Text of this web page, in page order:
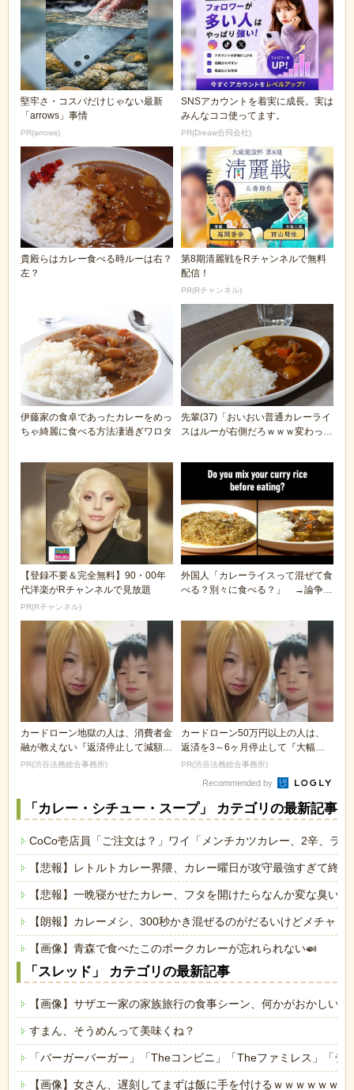
堅牢さ・コスパだけじゃない最新
「arrows」事情
PR(arrows)
SNSアカウントを着実に成長。実は
みんなココ使ってます。
PR(Dreaw合同会社)
貴殿らはカレー食べる時ルーは右？
左？
第8期清麗戦をRチャンネルで無料
配信！
PR(Rチャンネル)
伊藤家の食卓であったカレーをめっ
ちゃ綺麗に食べる方法凄過ぎワロタ
先輩(37)「おいおい普通カレーライ
スはルーが右側だろｗｗｗ変わって
【登録不要＆完全無料】90・00年
代洋楽がRチャンネルで見放題
PR(Rチャンネル)
外国人「カレーライスって混ぜて食
べる？別々に食べる？」 →論争に
カードローン地獄の人は、消費者金
融が教えない『返済停止して減額・
免除する方法』で...
PR(渋谷法務総合事務所)
カードローン50万円以上の人は、
返済を3～6ヶ月停止して『大幅に
減額してから返済...
PR(渋谷法務総合事務所)
Recommended by
「カレー・シチュー・スープ」 カテゴリの最新記事
CoCo壱店員「ご注文は？」ワイ「メンチカツカレー、2辛、ラ
【悲報】レトルトカレー界隈、カレー曜日が攻守最強すぎて終わ
【悲報】一晩寝かせたカレー、フタを開けたらなんか変な臭い
【朗報】カレーメシ、300秒かき混ぜるのがだるいけどメチャク
【画像】青森で食べたこのポークカレーが忘れられない🍛
「スレッド」 カテゴリの最新記事
【画像】サザエ一家の家族旅行の食事シーン、何かがおかしいｗ
すまん、そうめんって美味くね？
「バーガーバーガー」「Theコンビニ」「Theファミレス」「テ
【画像】女さん、遅刻してまずは飯に手を付けるｗｗｗｗｗｗ